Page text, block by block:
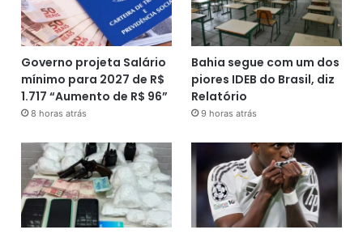
Governo projeta Salário
mínimo para 2027 de R$
1.717 “Aumento de R$ 96”
8 horas atrás
Bahia segue com um dos
piores IDEB do Brasil, diz
Relatório
9 horas atrás